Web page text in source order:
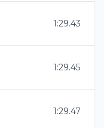
1:29.43
1:29.45
1:29.47